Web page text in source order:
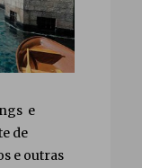
e
de
e outras